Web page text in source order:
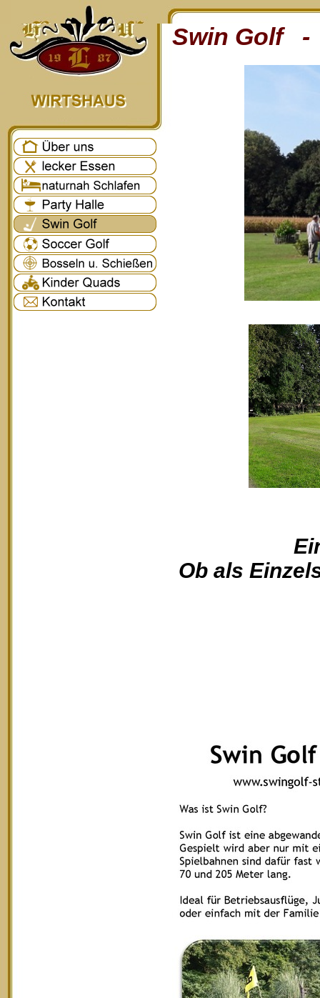
Swin Golf -
Ob als